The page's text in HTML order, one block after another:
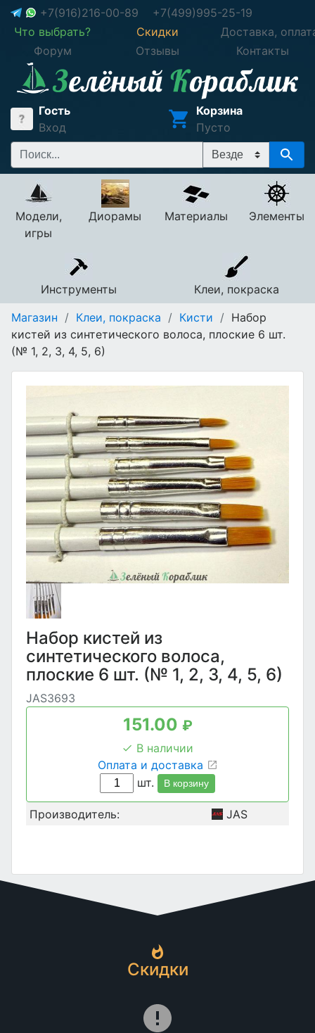
+7(916)216-00-89
+7(499)995-25-19
Что выбрать?
Скидки
Доставка,
Форум
Отзывы Контакты
Гость
Вход
Корзина
Пусто
Модели,
игры
Диорамы Материалы Элементы
Инструменты
Клеи, покраска
Магазин / Клеи, покраска / Кисти / Набор
кистей из синтетического волоса, плоские 6 шт.
(№ 1, 2, 3, 4, 5, 6)
Набор кистей из
синтетического волоса,
плоские 6 шт. (№ 1, 2, 3, 4, 5, 6)
JAS3693
151.00 ₽
В наличии
Оплата и доставка
шт.
В корзину
Производитель: JAS
Скидки